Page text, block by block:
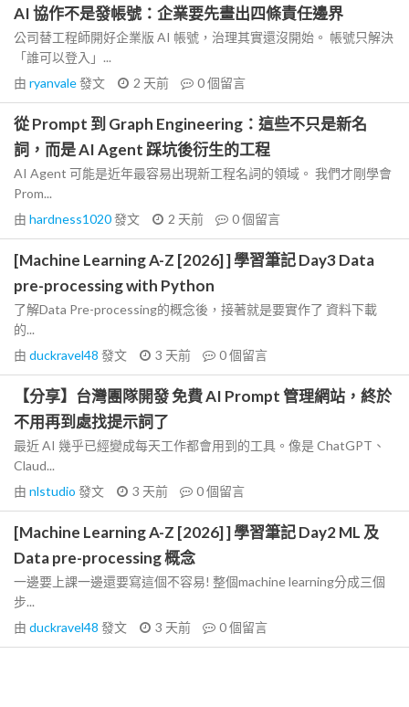
AI 協作不是發帳號：企業要先畫出四條責任邊界
公司替工程師開好企業版 AI 帳號，治理其實還沒開始。 帳號只解決
「誰可以登入」...
由 ryanvale發文 2 天前 0個留言
從 Prompt 到 Graph Engineering：這些不只是新名
詞，而是 AI Agent 踩坑後衍生的工程
AI Agent 可能是近年最容易出現新工程名詞的領域。 我們才剛學會
Prom...
由 hardness1020發文 2 天前 0個留言
[Machine Learning A-Z [2026] ] 學習筆記 Day3 Data
pre-processing with Python
了解Data Pre-processing的概念後，接著就是要實作了 資料下載
的...
由 duckravel48 發文 3 天前 0個留言
【分享】台灣團隊開發 免費 AI Prompt 管理網站，終於
不用再到處找提示詞了
最近 AI 幾乎已經變成每天工作都會用到的工具。像是 ChatGPT、
Claud...
由 nlstudio 發文 3 天前 0個留言
[Machine Learning A-Z [2026] ] 學習筆記 Day2 ML 及
Data pre-processing 概念
一邊要上課一邊還要寫這個不容易! 整個machine learning分成三個
步...
由 duckravel48 發文 3 天前 0個留言